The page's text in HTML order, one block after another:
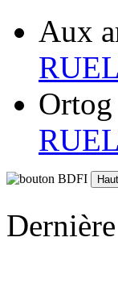
Aux
Ortog